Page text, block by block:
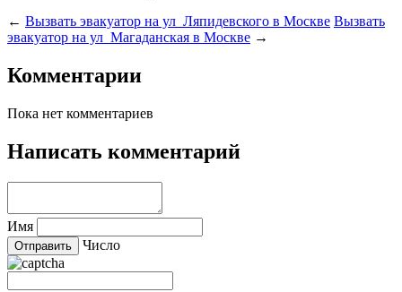
← Вызвать эвакуатор на ул Ляпидевского в Москве Вызвать
эвакуатор на ул Магаданская в Москве →
Комментарии
Пока нет комментариев
Написать комментарий
Имя
Число